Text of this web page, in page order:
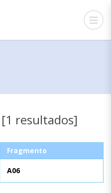
resultados]
Fragmento
A06